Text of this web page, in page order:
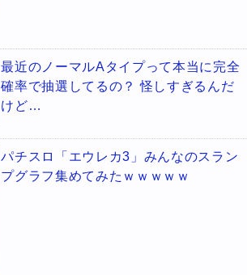
最近のノーマルAタイプって本当に完全
確率で抽選してるの？ 怪しすぎるんだ
けど…
パチスロ「エウレカ3」みんなのスラン
プグラフ集めてみたｗｗｗｗｗ